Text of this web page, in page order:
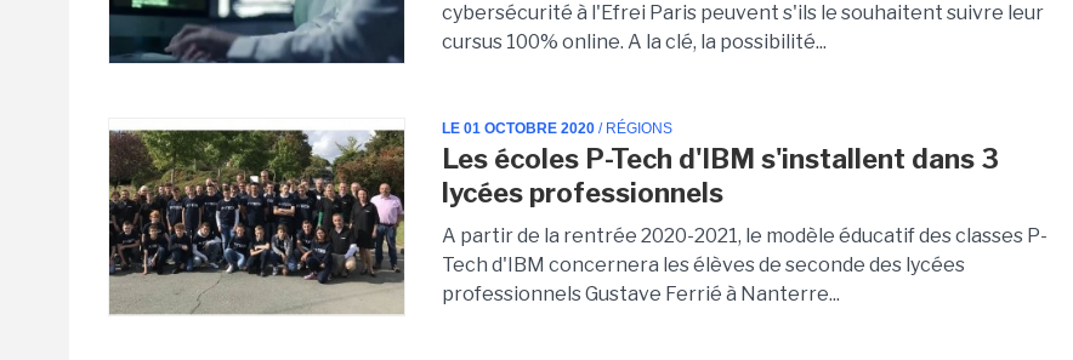
cybersécurité à l'Efrei Paris peuvent s'ils le souhaitent suivre leur
cursus 100% online. A la clé, la possibilité...
LE 01 OCTOBRE 2020 / RÉGIONS
Les écoles P-Tech d'IBM s'installent dans 3
lycées professionnels
A partir de la rentrée 2020-2021, le modèle éducatif des classes P-
Tech d'IBM concernera les élèves de seconde des lycées
professionnels Gustave Ferrié à Nanterre...